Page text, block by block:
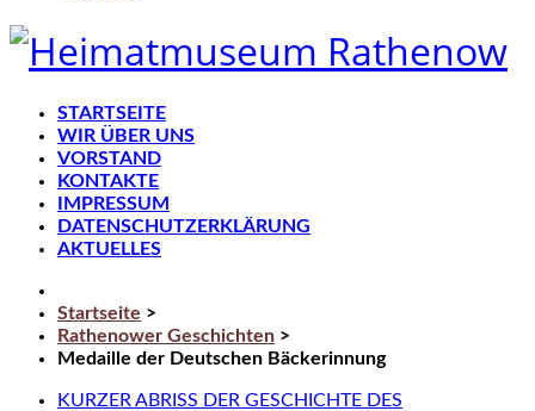
STARTSEITE
WIR ÜBER UNS
VORSTAND
KONTAKTE
IMPRESSUM
DATENSCHUTZERKLÄRUNG
AKTUELLES
Startseite >
Rathenower Geschichten >
Medaille der Deutschen Bäckerinnung
KURZER ABRISS DER GESCHICHTE DES